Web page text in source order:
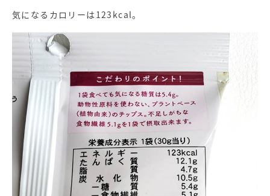
気になるカロリーは123kcal。